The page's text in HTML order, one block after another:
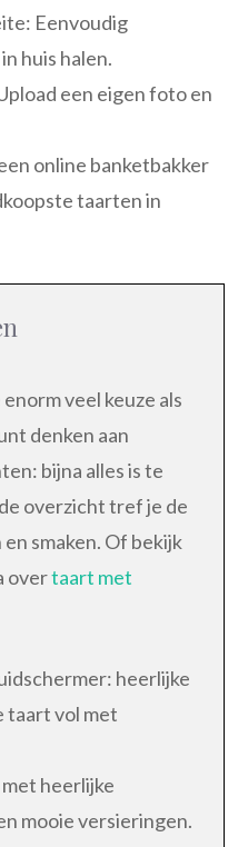
Eenvoudig
huis halen.
een eigen foto en
online banketbakker
taarten in
veel keuze als
denken aan
bijna alles is te
overzicht tref je de
smaken. Of bekijk
overtaart met
heerlijke
taart vol met
heerlijke
mooie versieringen.